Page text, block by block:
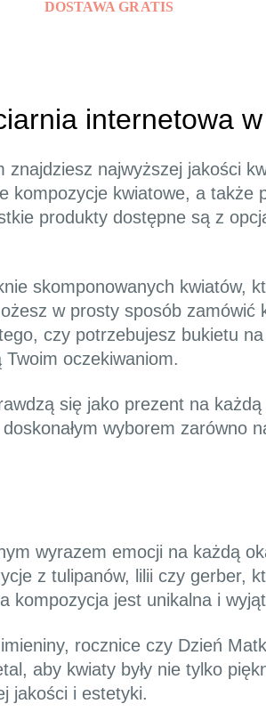
DOSTAWA GRATIS
internetowa
najwyższej jakości
kompozycje kwiatowe, a także
produkty dostępne są z
skomponowanych kwiatów,
w prosty sposób zamówić
czy potrzebujesz bukietu
oczekiwaniom.
się jako prezent na
wyborem zarówno
wyrazem emocji na każdą
z tulipanów, lilii czy gerber,
kompozycja jest unikalna i
rocznice czy Dzień
aby kwiaty były nie tylko
jakości i estetyki.